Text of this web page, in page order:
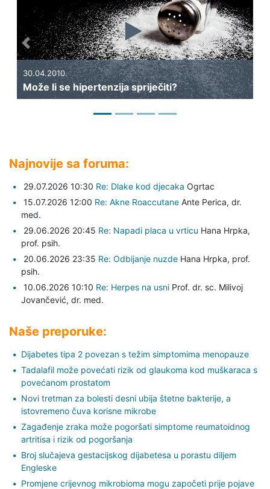
30.04.2010.
Može li se hipertenzija spriječiti?
Previous Next
Najnovije sa foruma:
29.07.2026 10:30 Re: Dlake kod djecaka Ogrtac
15.07.2026 12:00 Re: Akne Roaccutane Ante Perica, dr.
med.
29.06.2026 20:45 Re: Napadi placa u vrticu Hana Hrpka,
prof. psih.
20.06.2026 23:35 Re: Odbijanje nuzde Hana Hrpka, prof.
psih.
10.06.2026 10:10 Re: Herpes na usni Prof. dr. sc. Milivoj
Jovančević, dr. med.
Naše preporuke:
Dijabetes tipa 2 povezan s težim simptomima menopauze
Tadalafil može povećati rizik od glaukoma kod muškaraca s
povećanom prostatom
Novi tretman za bolesti desni ubija štetne bakterije, a
istovremeno čuva korisne mikrobe
Zagađenje zraka može pogoršati simptome reumatoidnog
artritisa i rizik od pogoršanja
Broj slučajeva gestacijskog dijabetesa u porastu diljem
Engleske
Promjene crijevnog mikrobioma mogu započeti prije pojave